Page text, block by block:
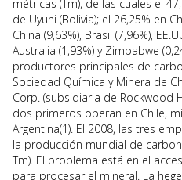
métricas (Tm), de las cuales el
de Uyuni (Bolivia); el 26,25% en
China (9,63%), Brasil (7,96%),
Australia (1,93%) y Zimbabwe
productores principales de
Sociedad Química y Minera de
Corp. (subsidiaria de Rockwood
dos primeros operan en Chile,
Argentina(1). El 2008, las tres
la producción mundial de
Tm). El problema está en el
para procesar el mineral. La